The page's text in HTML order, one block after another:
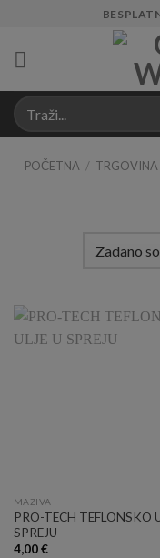
content
POČETNA / TRGOVINA
MAZIVA
PRO-TECH TEFLONSKO
SPREJU
4,00€